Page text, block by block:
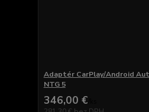
Adaptér CarPlay/Android
NTG 5
346,00 €